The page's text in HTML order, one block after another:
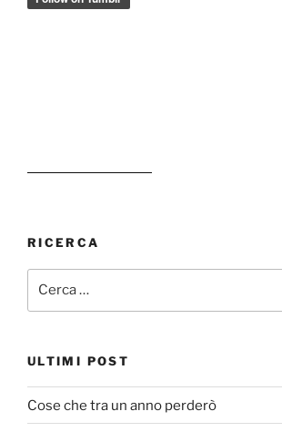
RICERCA
ULTIMI POST
Cose che tra un anno perderò